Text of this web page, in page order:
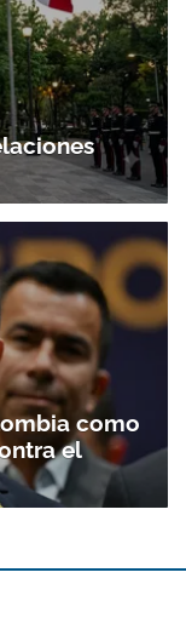
ACEPTAR
como
el